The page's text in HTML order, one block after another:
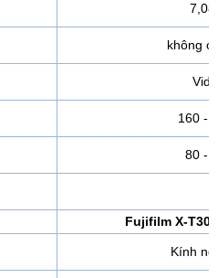
7,08
không
160 -
80 -
Fujifilm X-T30
Kính